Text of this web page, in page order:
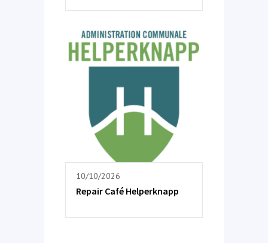
10/10/2026
Repair Café Helperknapp